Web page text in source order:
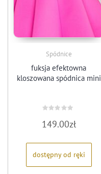
Spódnice
fuksja efektowna
kloszowana spódnica mini
0149.00zł
dostępny od ręki